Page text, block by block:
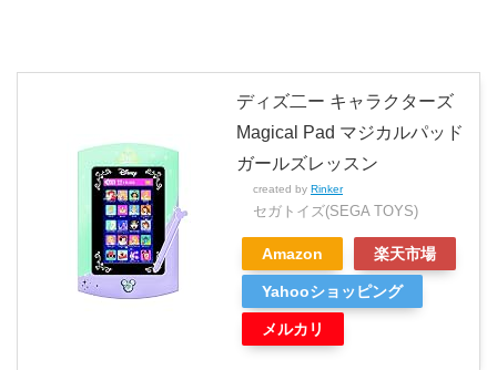
ディズ二ー キャラクターズ
Magical Pad マジカルパッド
ガールズレッスン
created by Rinker
セガトイズ(SEGA TOYS)
Amazon 楽天市場
Yahooショッピング
メルカリ